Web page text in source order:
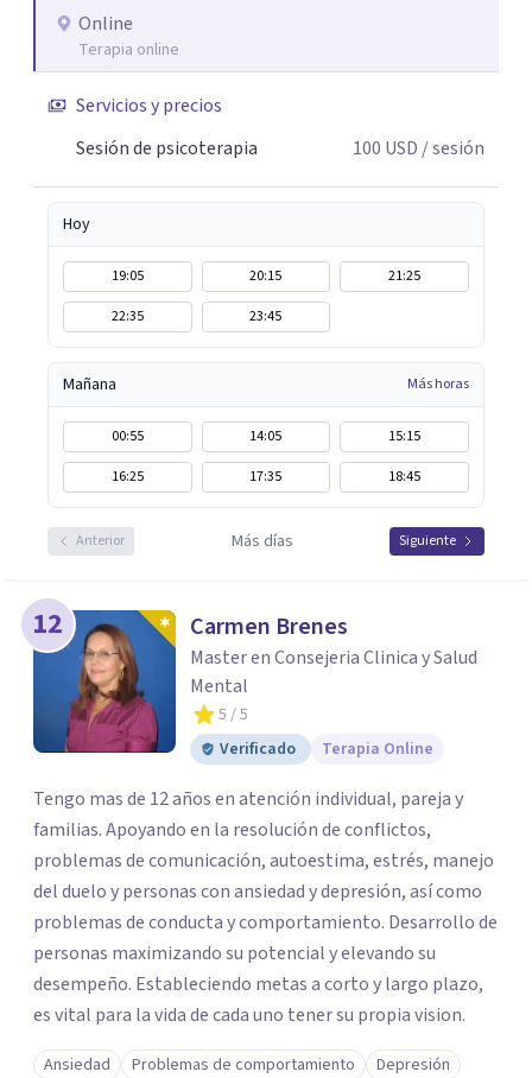
ecopsicología y el trabajo simbólico con el inconsciente,
entendiendo que cada proceso terapéutico es único y
Online
Terapia online
Servicios y precios
Sesión de psicoterapia
100 USD / sesión
Hoy
19:05 20:15
21:25
22:35
23:45
Mañana Más horas
00:55 14:05
15:15
16:25
17:35 18:45
Anterior Más días Siguiente
12 Carmen Brenes
Master en Consejeria Clinica y Salud
Mental
5 / 5
Verificado
Terapia Online
Tengo mas de 12 años en atención individual, pareja y
familias. Apoyando en la resolución de conflictos,
problemas de comunicación, autoestima, estrés, manejo
del duelo y personas con ansiedad y depresión, así como
problemas de conducta y comportamiento. Desarrollo de
personas maximizando su potencial y elevando su
desempeño. Estableciendo metas a corto y largo plazo,
es vital para la vida de cada uno tener su propia vision.
Ansiedad Problemas de comportamiento
Depresión